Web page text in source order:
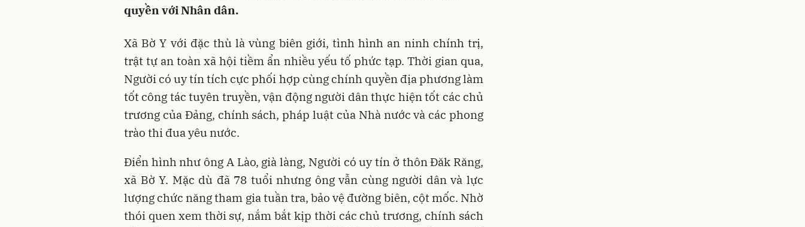
quyền với Nhân dân.
Xã Bờ Y với đặc thù là vùng biên giới, tình hình an ninh chính trị,
trật tự an toàn xã hội tiềm ẩn nhiều yếu tố phức tạp. Thời gian qua,
Người có uy tín tích cực phối hợp cùng chính quyền địa phương làm
tốt công tác tuyên truyền, vận động người dân thực hiện tốt các chủ
trương của Đảng, chính sách, pháp luật của Nhà nước và các phong
trào thi đua yêu nước.
Điển hình như ông A Lào, già làng, Người có uy tín ở thôn Đăk Răng,
xã Bờ Y. Mặc dù đã 78 tuổi nhưng ông vẫn cùng người dân và lực
lượng chức năng tham gia tuần tra, bảo vệ đường biên, cột mốc. Nhờ
thói quen xem thời sự, nắm bắt kịp thời các chủ trương, chính sách